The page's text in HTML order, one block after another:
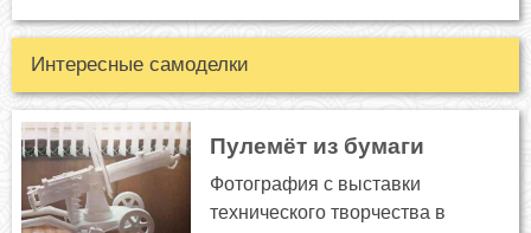
Интересные самоделки
Пулемёт из бумаги
Фотография с выставки
технического творчества в